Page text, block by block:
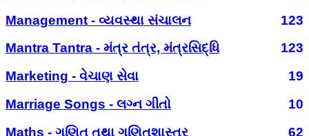
Management - વ્યવસ્થા સંચાલન
123
Mantra Tantra - મંત્ર તંત્ર, મંત્રસિદ્ધિ
123
Marketing - વેચાણ સેવા
19
Marriage Songs - લગ્ન ગીતો
10
Maths - ગણિત તથા ગણિતશાસ્ત્ર
62